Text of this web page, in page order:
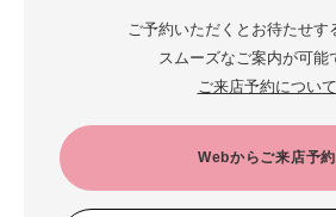
ご予約いただくとお待たせす
スムーズなご案内が可能
ご来店予約について
Webからご来店予約